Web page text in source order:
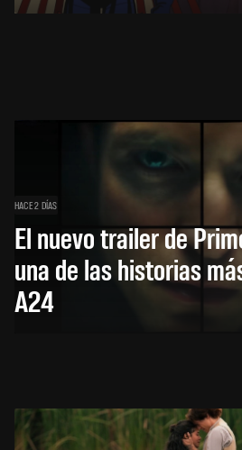
HACE 2 DÍAS
El nuevo trailer de
una de las historias
A24